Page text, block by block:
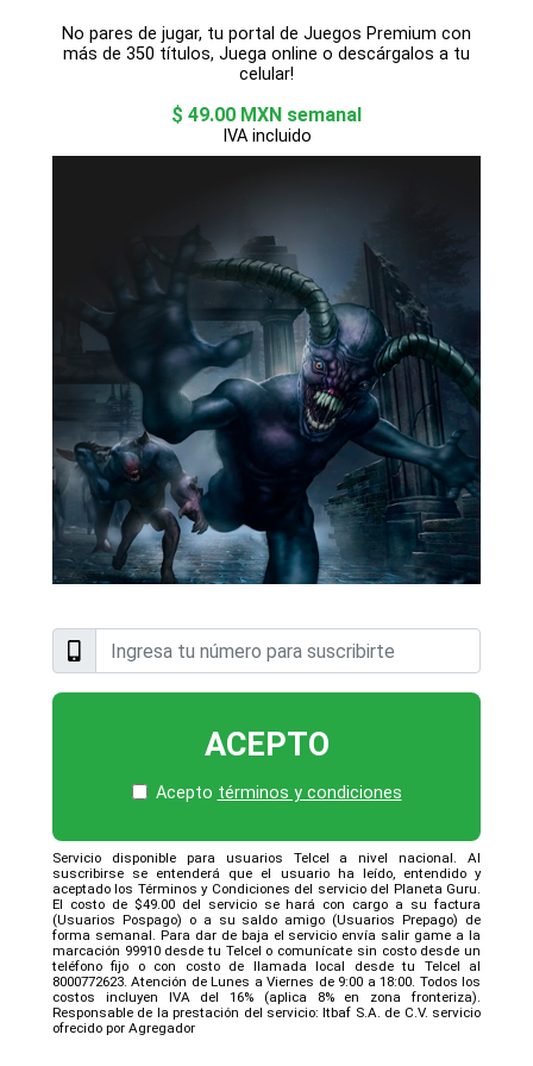
No pares de jugar, tu portal de Juegos Premium con
más de 350 títulos, Juega online o descárgalos a tu
celular!
$ 49.00 MXN semanal
IVA incluido
ACEPTO
Acepto términos y condiciones
Servicio disponible para usuarios Telcel a nivel nacional. Al
suscribirse se entenderá que el usuario ha leído, entendido y
aceptado los Términos y Condiciones del servicio del Planeta Guru.
El costo de $49.00 del servicio se hará con cargo a su factura
(Usuarios Pospago) o a su saldo amigo (Usuarios Prepago) de
forma semanal. Para dar de baja el servicio envía salir game a la
marcación 99910 desde tu Telcel o comunícate sin costo desde un
teléfono fijo o con costo de llamada local desde tu Telcel al
8000772623. Atención de Lunes a Viernes de 9:00 a 18:00. Todos los
costos incluyen IVA del 16% (aplica 8% en zona fronteriza).
Responsable de la prestación del servicio: Itbaf S.A. de C.V. servicio
ofrecido por Agregador